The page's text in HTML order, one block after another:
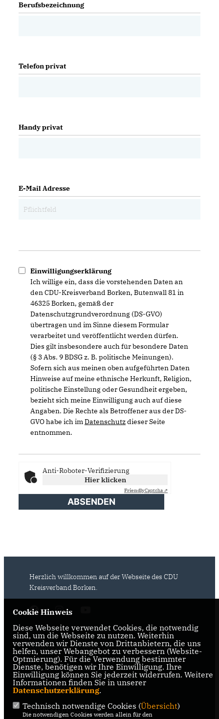
Berufsbezeichnung
Telefon privat
Handy privat
E-Mail Adresse
Einwilligungserklärung
Ich willige ein, dass die vorstehenden Daten an
den CDU-Kreisverband Borken, Butenwall 81 in
46325 Borken, gemäß der
Datenschutzgrundverordnung (DS-GVO)
übertragen und im Sinne diesem Formular
verarbeitet und veröffentlicht werden dürfen.
Dies gilt insbesondere auch für besondere Daten
(§ 3 Abs. 9 BDSG z. B. politische Meinungen).
Sofern sich aus meinen oben aufgeführten Daten
Hinweise auf meine ethnische Herkunft, Religion,
politische Einstellung oder Gesundheit ergeben,
bezieht sich meine Einwilligung auch auf diese
Angaben. Die Rechte als Betroffener aus der DS-
GVO habe ich imDatenschutzdieser Seite
entnommen.
Anti-Roboter-Verifizierung
Hier klicken
FriendlyCaptcha ⇗
ABSENDEN
Herzlich willkommen auf der Webseite des CDU
Kreisverband Borken.
IMPRESSUM DATENSCHUTZ KONTAKT
CDU Deutschlands
CDU NRW
CDU Fraktion NRW
Cookie Hinweis
Diese Webseite verwendet Cookies, die notwendig
sind, um die Webseite zu nutzen. Weiterhin
verwenden wir Dienste von Drittanbietern, die uns
helfen, unser Webangebot zu verbessern (Website-
Optmierung). Für die Verwendung bestimmter
Dienste, benötigen wir Ihre Einwilligung. Ihre
Einwilligung können Sie jederzeit widerrufen. Weitere
Informationen finden Sie in unserer
Datenschutzerklärung.
Technisch notwendige Cookies (Übersicht)
Die notwendigen Cookies werden allein für den